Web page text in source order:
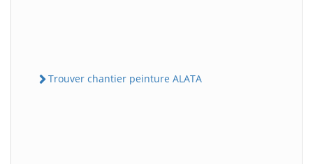
Trouver chantier peinture ALATA